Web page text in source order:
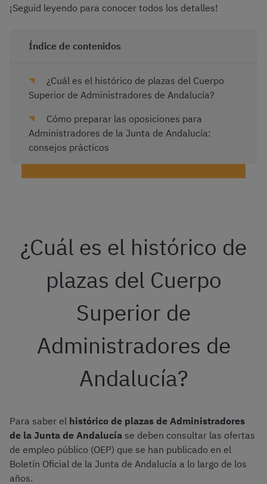
¡Seguid leyendo para conocer todos los detalles!
Índice de contenidos
¿Cuál es el histórico de plazas del Cuerpo
Superior de Administradores de Andalucía?
Cómo preparar las oposiciones para
Administradores de la Junta de Andalucía:
consejos prácticos
¿Cuál es el histórico de
plazas del Cuerpo
Superior de
Administradores de
Andalucía?
Para saber el histórico de plazas de Administradores
de la Junta de Andalucía se deben consultar las ofertas
de empleo público (OEP) que se han publicado en el
Boletín Oficial de la Junta de Andalucía a lo largo de los
años.